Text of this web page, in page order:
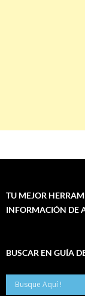
TU MEJOR
INFORMACIÓN DE
BUSCAR EN GUÍA